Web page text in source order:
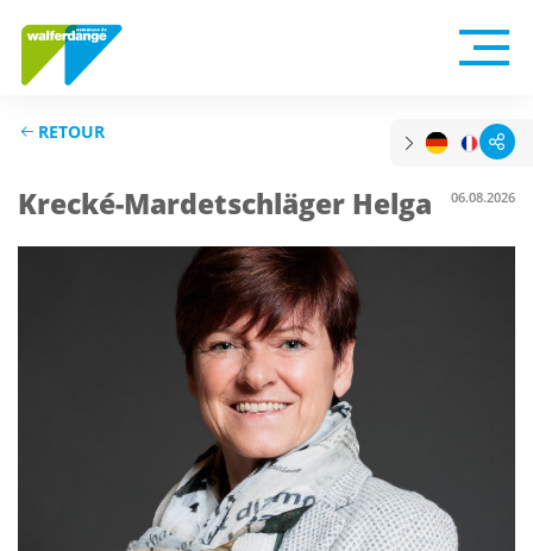
RETOUR
Krecké-Mardetschläger Helga 06.08.2026